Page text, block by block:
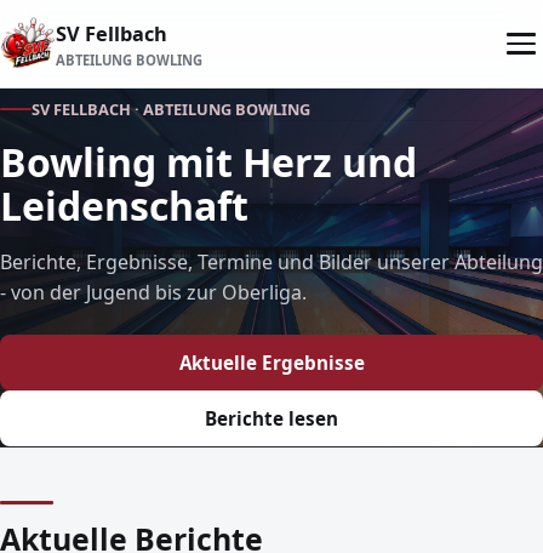
SV Fellbach
ABTEILUNG BOWLING
SV FELLBACH · ABTEILUNG BOWLING
Bowling mit Herz und
Leidenschaft
Berichte, Ergebnisse, Termine und Bilder unserer Abteilung
- von der Jugend bis zur Oberliga.
Aktuelle Ergebnisse
Berichte lesen
Aktuelle Berichte